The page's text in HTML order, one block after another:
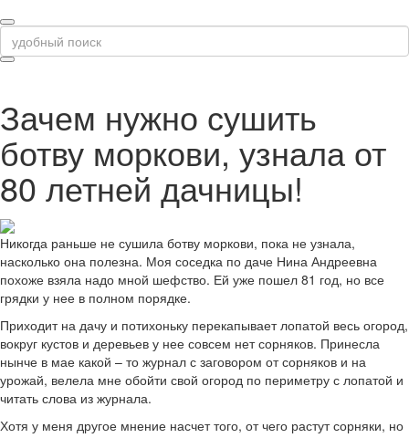
Зачем нужно сушить
ботву моркови, узнала от
80 летней дачницы!
Никогда раньше не сушила ботву моркови, пока не узнала,
насколько она полезна. Моя соседка по даче Нина Андреевна
похоже взяла надо мной шефство. Ей уже пошел 81 год, но все
грядки у нее в полном порядке.
Приходит на дачу и потихоньку перекапывает лопатой весь огород,
вокруг кустов и деревьев у нее совсем нет сорняков. Принесла
нынче в мае какой – то журнал с заговором от сорняков и на
урожай, велела мне обойти свой огород по периметру с лопатой и
читать слова из журнала.
Хотя у меня другое мнение насчет того, от чего растут сорняки, но